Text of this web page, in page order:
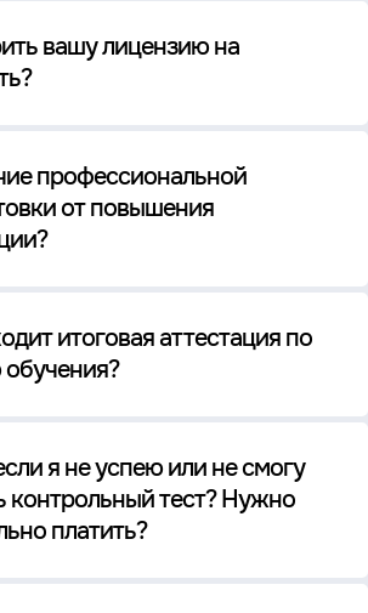
вашу лицензию на
профессиональной
от повышения
итоговая аттестация по
я не успею или не смогу
контрольный тест? Нужно
платить?